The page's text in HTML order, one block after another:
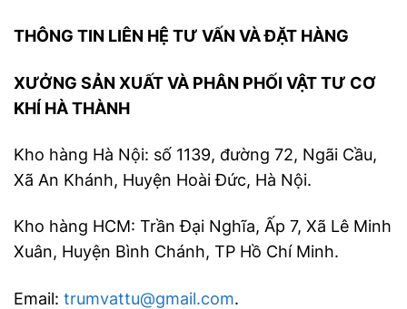
THÔNG TIN LIÊN HỆ TƯ VẤN VÀ ĐẶT HÀNG
XƯỞNG SẢN XUẤT VÀ PHÂN PHỐI VẬT TƯ CƠ
KHÍ HÀ THÀNH
Kho hàng Hà Nội: số 1139, đường 72, Ngãi Cầu,
Xã An Khánh, Huyện Hoài Đức, Hà Nội.
Kho hàng HCM: Trần Đại Nghĩa, Ấp 7, Xã Lê Minh
Xuân, Huyện Bình Chánh, TP Hồ Chí Minh.
Email: trumvattu@gmail.com.